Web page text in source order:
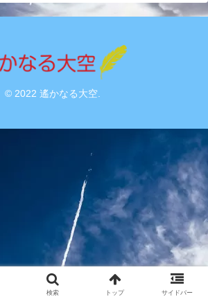
© 2022 遙かなる大空.
検索 トップ サイドバー